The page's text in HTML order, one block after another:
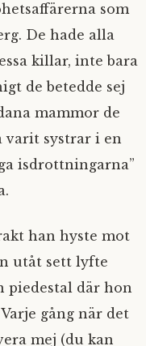
som
De hade alla
killar, inte bara
de betedde sej
mammor de
varit systrar i en
isdrottningarna”
han hyste mot
utåt sett lyfte
piedestal där hon
gång när det
mej (du kan